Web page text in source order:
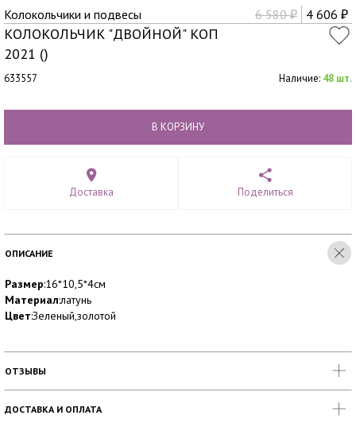
Колокольчики и подвесы 6 580₽ 4 606 ₽
КОЛОКОЛЬЧИК "ДВОЙНОЙ" КОП
2021 ()
633557 Наличие: 48 шт.
В КОРЗИНУ
Доставка Поделиться
ОПИСАНИЕ
Размер:16*10,5*4см
Материал:латунь
Цвет:Зеленый,золотой
ОТЗЫВЫ
ДОСТАВКА И ОПЛАТА